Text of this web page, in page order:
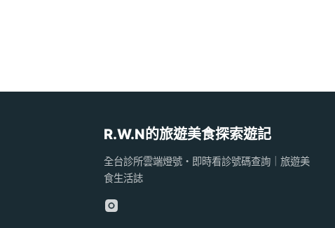
R.W.N的旅遊美食探索遊記
全台診所雲端燈號・即時看診號碼查詢｜旅遊美
食生活誌